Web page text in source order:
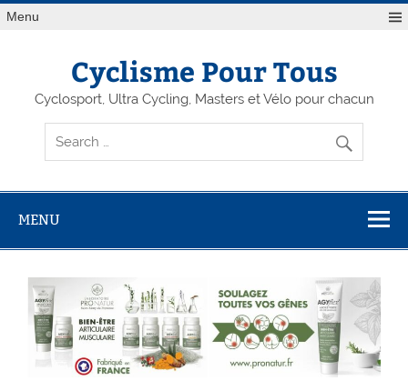
Menu
Cyclisme Pour Tous
Cyclosport, Ultra Cycling, Masters et Vélo pour chacun
MENU